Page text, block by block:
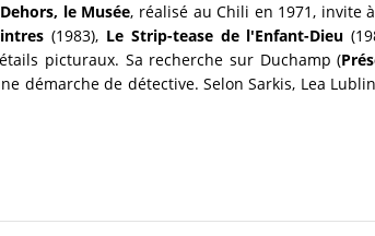
le Musée, réalisé au Chili en 1971, invite
(1983), Le Strip-tease de l'Enfant-Dieu
picturaux. Sa recherche sur Duchamp (
démarche de détective. Selon Sarkis, Lea